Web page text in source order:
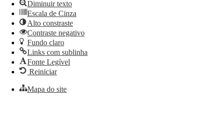
Diminuir texto
Escala de Cinza
Alto constraste
Contraste negativo
Fundo claro
Links com sublinha
Fonte Legível
Reiniciar
Mapa do site